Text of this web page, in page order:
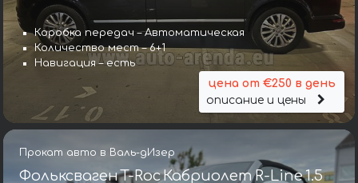
Коробка передач – Автоматическая
Количество мест – 6+1
Навигация – есть
цена от €250 в день
описание и цены
Прокат авто в Валь-дИзер
Фольксваген T-Roc Кабриолет R-Line 1.5